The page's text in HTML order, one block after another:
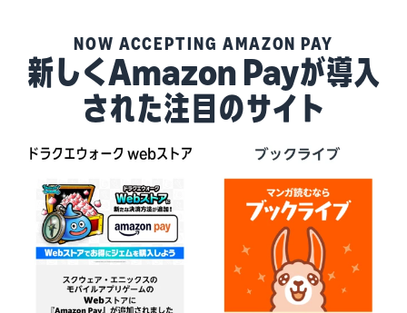
NOW ACCEPTING AMAZON PAY
新しくAmazon Payが導入
された注目のサイト